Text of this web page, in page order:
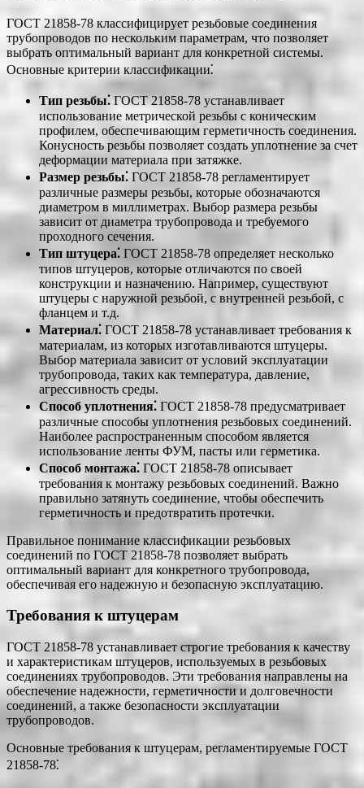
ГОСТ 21858-78 классифицирует резьбовые соединения
трубопроводов по нескольким параметрам, что позволяет
выбрать оптимальный вариант для конкретной системы.
Основные критерии классификации⁚
Тип резьбы⁚ ГОСТ 21858-78 устанавливает
использование метрической резьбы с коническим
профилем, обеспечивающим герметичность соединения.
Конусность резьбы позволяет создать уплотнение за счет
деформации материала при затяжке.
Размер резьбы⁚ ГОСТ 21858-78 регламентирует
различные размеры резьбы, которые обозначаются
диаметром в миллиметрах. Выбор размера резьбы
зависит от диаметра трубопровода и требуемого
проходного сечения.
Тип штуцера⁚ ГОСТ 21858-78 определяет несколько
типов штуцеров, которые отличаются по своей
конструкции и назначению. Например, существуют
штуцеры с наружной резьбой, с внутренней резьбой, с
фланцем и т.д.
Материал⁚ ГОСТ 21858-78 устанавливает требования к
материалам, из которых изготавливаются штуцеры.
Выбор материала зависит от условий эксплуатации
трубопровода, таких как температура, давление,
агрессивность среды.
Способ уплотнения⁚ ГОСТ 21858-78 предусматривает
различные способы уплотнения резьбовых соединений.
Наиболее распространенным способом является
использование ленты ФУМ, пасты или герметика.
Способ монтажа⁚ ГОСТ 21858-78 описывает
требования к монтажу резьбовых соединений. Важно
правильно затянуть соединение, чтобы обеспечить
герметичность и предотвратить протечки.
Правильное понимание классификации резьбовых
соединений по ГОСТ 21858-78 позволяет выбрать
оптимальный вариант для конкретного трубопровода,
обеспечивая его надежную и безопасную эксплуатацию.
Требования к штуцерам
ГОСТ 21858-78 устанавливает строгие требования к качеству
и характеристикам штуцеров, используемых в резьбовых
соединениях трубопроводов. Эти требования направлены на
обеспечение надежности, герметичности и долговечности
соединений, а также безопасности эксплуатации
трубопроводов.
Основные требования к штуцерам, регламентируемые ГОСТ
21858-78⁚